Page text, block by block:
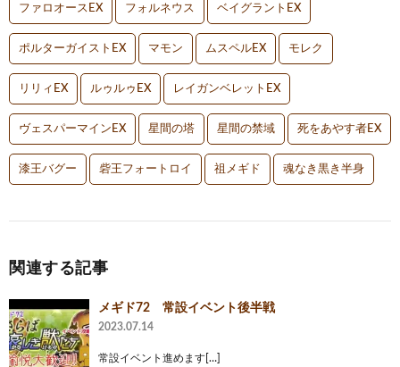
ファロオースEX フォルネウス ベイグラントEX
ポルターガイストEX マモン ムスペルEX モレク
リリィEX ルゥルゥEX レイガンベレットEX
ヴェスパーマインEX 星間の塔 星間の禁域 死をあやす者EX
漆王バグー 砦王フォートロイ 祖メギド 魂なき黒き半身
関連する記事
メギド72 常設イベント後半戦
2023.07.14
常設イベント進めます[…]